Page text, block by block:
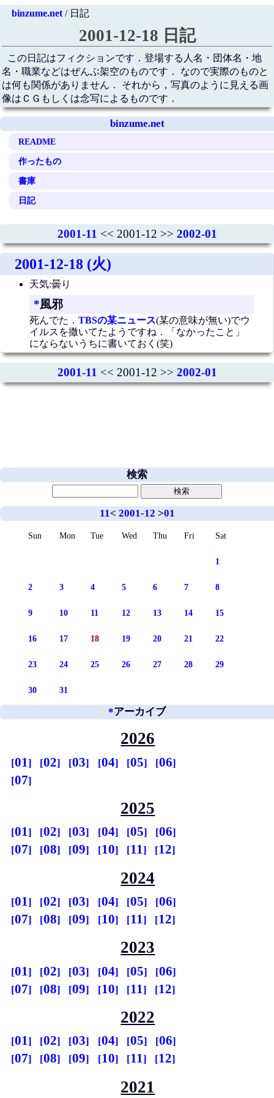
binzume.net/ 日記
2001-12-18 日記
この日記はフィクションです．登場する人名・団体名・地
名・職業などはぜんぶ架空のものです． なので実際のものと
は何も関係がありません． それから，写真のように見える画
像はＣＧもしくは念写によるものです．
binzume.net
README
作ったもの
書庫
日記
2001-11 << 2001-12 >> 2002-01
2001-12-18 (火)
天気:曇り
*風邪
死んでた． TBSの某ニュース(某の意味が無い)でウ
イルスを撒いてたようですね．「なかったこと」
にならないうちに書いておく(笑)
2001-11 << 2001-12 >> 2002-01
検索
11< 2001-12 >01
Sun Mon Tue Wed Thu Fri Sat
1
2 3 4 5 6 7 8
9 10 11 12 13 14 15
16 17 18 19 20 21 22
23 24 25 26 27 28 29
30 31
*アーカイブ
2026
01 02 03 04 05
06
07
2025
01 02 03 04 05
06
07
08 09 10 11 12
2024
01 02 03 04 05
06
07
08 09 10 11 12
2023
01 02 03 04 05
06
07
08 09 10 11 12
2022
01 02 03 04 05
06
07
08 09 10 11 12
2021